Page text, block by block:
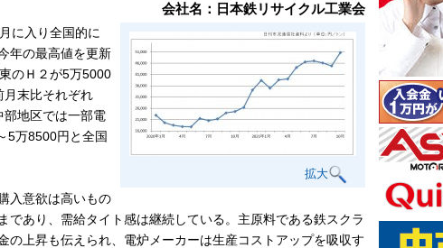
会社名：日本鉄リサイクル工業会
拡大
に入り全国的に
年の最高値を更新
のＨ２が5万5000
月末比それぞれ
地区では一部電
5万8500円と全国
入意欲は高いもの
であり、需給タイト感は継続している。主原料である鉄スクラ
の上昇も伝えられ、電炉メーカーは生産コストアップを吸収す